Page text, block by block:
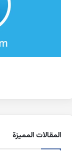
المقالات المميزة